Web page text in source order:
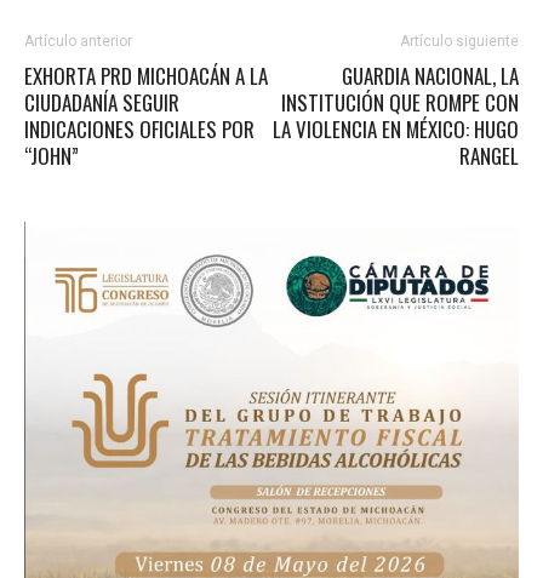
Artículo anterior
EXHORTA PRD MICHOACÁN A LA
CIUDADANÍA SEGUIR
INDICACIONES OFICIALES POR
“JOHN”
Artículo siguiente
GUARDIA NACIONAL, LA
INSTITUCIÓN QUE ROMPE CON
LA VIOLENCIA EN MÉXICO: HUGO
RANGEL